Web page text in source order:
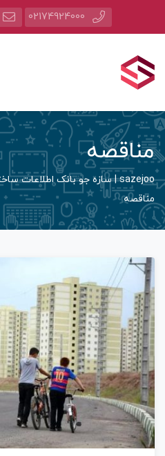
02174924000
مناقصه
sazejoo | سازه جو بانک اطلاعات ساختمان های در حال ساخت
مناقصه